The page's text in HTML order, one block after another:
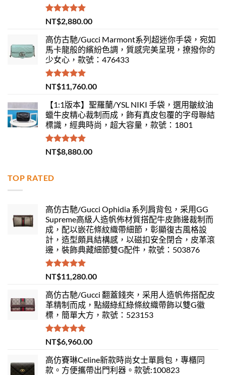
評分 5.00
滿分 5
NT$2,880.00
高仿古馳/Gucci Marmont系列超迷你手袋，宛如
馬卡龍般的繽紛色調，質感完美呈現，撩撥你的
少女心，款號：476433
評分5.00
滿分 5
NT$11,760.00
【1:1版本】聖羅蘭/YSL NIKI 手袋，選用皺紋油
蠟牛皮精心裁制而成，飾有真皮包覆的字母聯結
標識，經典時尚，超大容量，款號：1801
評分 5.00
滿分 5
NT$8,880.00
TOP RATED
高仿古馳/Gucci Ophidia 系列肩背包，采用GG
Supreme高級人造帆佈材質搭配牛皮飾邊裁制而
成，配以嵌花條紋織帶細節，彰顯復古風格設
計，造型頗具結構感，以磁扣安全閉合，皮革滾
邊，裝飾典藏細節雙G配件，款號：503876
評分5.00
滿分 5
NT$11,280.00
高仿古馳/Gucci 翻蓋錢夾，采用人造帆佈搭配皮
革精制而成，點綴綠紅綠條紋織帶飾以雙G徽
標，簡單大方，款號：523153
評分 5.00
滿分 5
NT$6,960.00
高仿賽琳Celine新款時尚女士單肩包，專櫃同
款。方便攜帶出門利器。款號:100823